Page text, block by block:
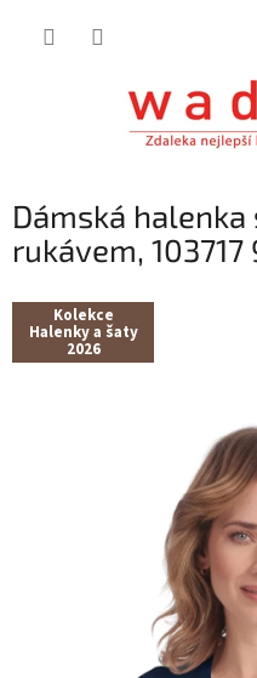
Dámská
rukávem,
Kolekce
Halenky a šaty
2026